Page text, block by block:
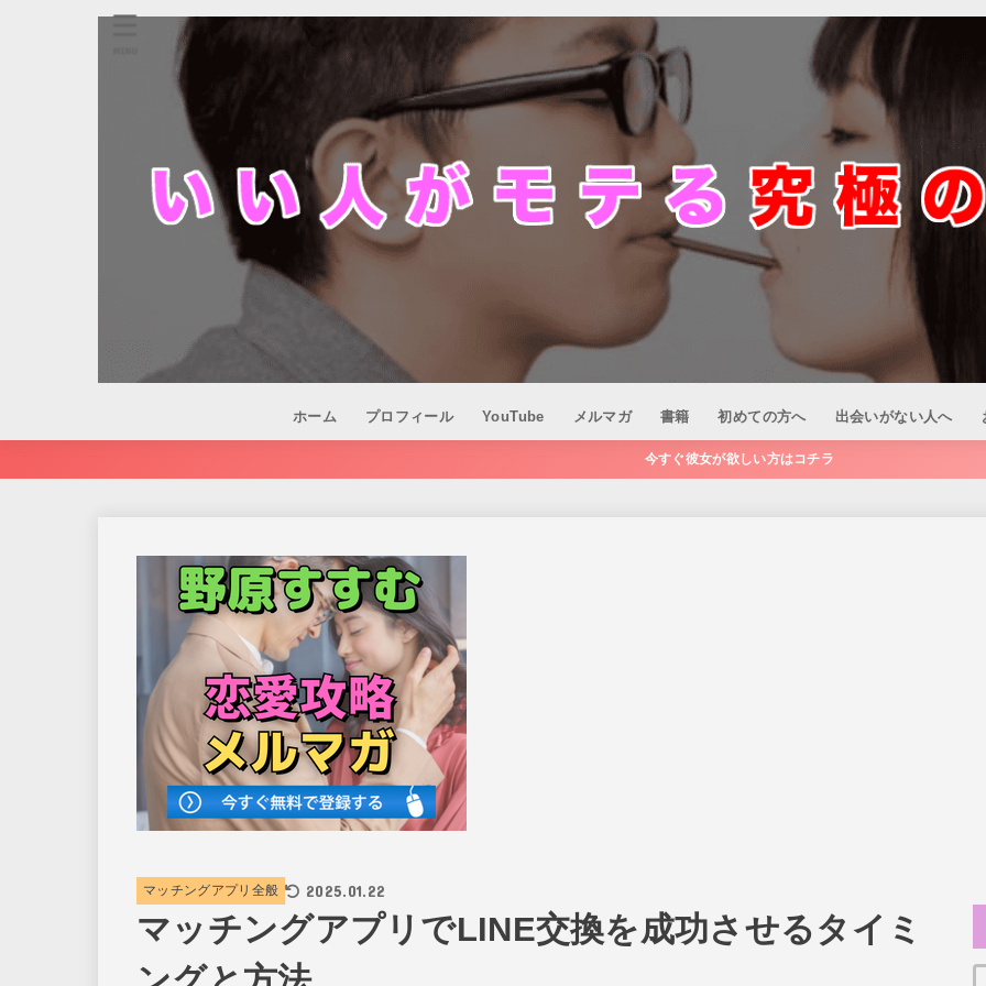
ホーム プロフィール YouTube メルマガ 書籍 初めての方へ 出会いがない人へ
今すぐ彼女が欲しい方はコチラ
マッチングアプリ全般 2025.01.22
マッチングアプリでLINE交換を成功させるタイミ